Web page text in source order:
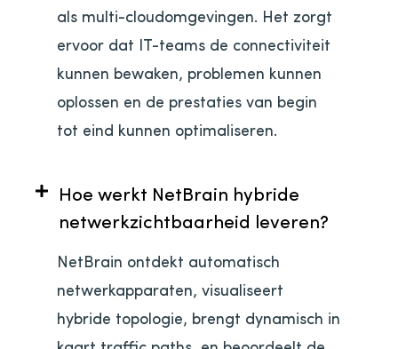
als multi-cloudomgevingen. Het zorgt
ervoor dat IT-teams de connectiviteit
kunnen bewaken, problemen kunnen
oplossen en de prestaties van begin
tot eind kunnen optimaliseren.
Hoe werkt NetBrain hybride
netwerkzichtbaarheid leveren?
NetBrain ontdekt automatisch
netwerkapparaten, visualiseert
hybride topologie, brengt dynamisch in